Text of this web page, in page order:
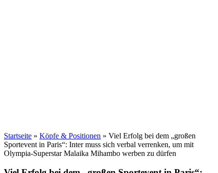
Startseite » Köpfe & Positionen » Viel Erfolg bei dem „großen
Sportevent in Paris“: Inter muss sich verbal verrenken, um mit
Olympia-Superstar Malaika Mihambo werben zu dürfen